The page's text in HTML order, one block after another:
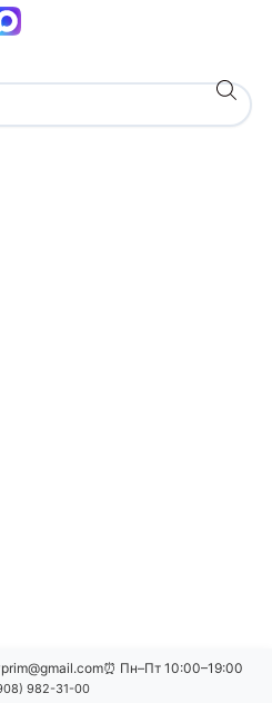
⏰ Пн–Пт 10:00–19:00
982-31-00